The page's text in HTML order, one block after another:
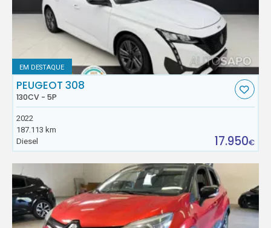
EM DESTAQUE
PEUGEOT 308
130CV - 5P
2022
187.113 km
Diesel
17.950€